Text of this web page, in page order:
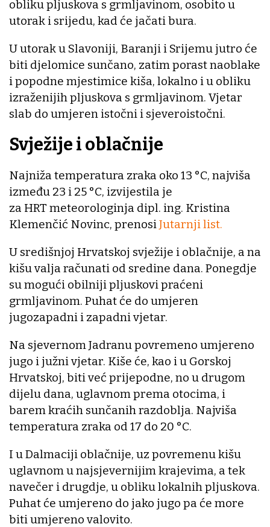
obliku pljuskova s grmljavinom, osobito u
utorak i srijedu, kad će jačati bura.
U utorak u Slavoniji, Baranji i Srijemu jutro će
biti djelomice sunčano, zatim porast naoblake
i popodne mjestimice kiša, lokalno i u obliku
izraženijih pljuskova s grmljavinom. Vjetar
slab do umjeren istočni i sjeveroistočni.
Svježije i oblačnije
Najniža temperatura zraka oko 13 °C, najviša
između 23 i 25 °C, izvijestila je
za HRT meteorologinja dipl. ing. Kristina
Klemenčić Novinc, prenosiJutarnji list.
U središnjoj Hrvatskoj svježije i oblačnije, a na
kišu valja računati od sredine dana. Ponegdje
su mogući obilniji pljuskovi praćeni
grmljavinom. Puhat će do umjeren
jugozapadni i zapadni vjetar.
Na sjevernom Jadranu povremeno umjereno
jugo i južni vjetar. Kiše će, kao i u Gorskoj
Hrvatskoj, biti već prijepodne, no u drugom
dijelu dana, uglavnom prema otocima, i
barem kraćih sunčanih razdoblja. Najviša
temperatura zraka od 17 do 20 °C.
I u Dalmaciji oblačnije, uz povremenu kišu
uglavnom u najsjevernijim krajevima, a tek
navečer i drugdje, u obliku lokalnih pljuskova.
Puhat će umjereno do jako jugo pa će more
biti umjereno valovito.